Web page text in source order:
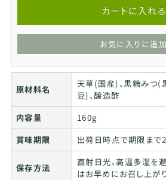
カートに入れる
お気に入りに追加
原材料名
天草(国産)、黒糖みつ(
豆)、醸造酢
内容量
160g
賞味期限
出荷日時点で期限まで
保存方法
直射日光、高温多湿を
はお早めにお召し上がり